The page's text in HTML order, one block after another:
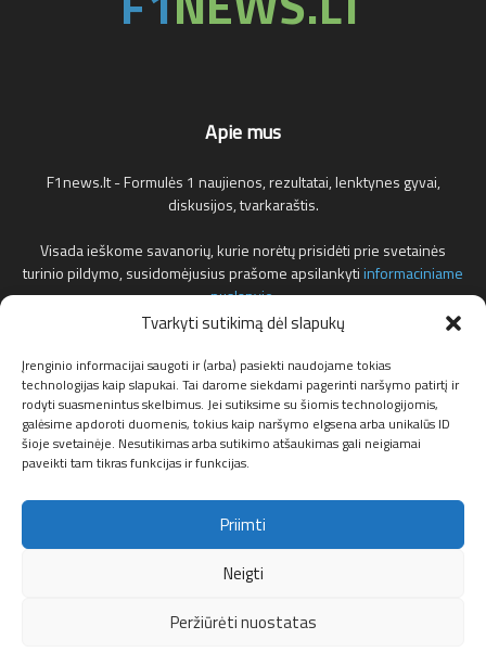
Tvarkyti sutikimą dėl slapukų
Įrenginio informacijai saugoti ir (arba) pasiekti naudojame tokias
technologijas kaip slapukai. Tai darome siekdami pagerinti naršymo patirtį ir
rodyti suasmenintus skelbimus. Jei sutiksime su šiomis technologijomis,
galėsime apdoroti duomenis, tokius kaip naršymo elgsena arba unikalūs ID
šioje svetainėje. Nesutikimas arba sutikimo atšaukimas gali neigiamai
paveikti tam tikras funkcijas ir funkcijas.
Priimti
Neigti
Peržiūrėti nuostatas
Apie mus
F1news.lt - Formulės 1 naujienos, rezultatai, lenktynes gyvai,
diskusijos, tvarkaraštis.
Visada ieškome savanorių, kurie norėtų prisidėti prie svetainės
turinio pildymo, susidomėjusius prašome apsilankytiinformaciniame
puslapyje.
adresu.
Susisiekite:info@f1news.lt
Privatumo politika